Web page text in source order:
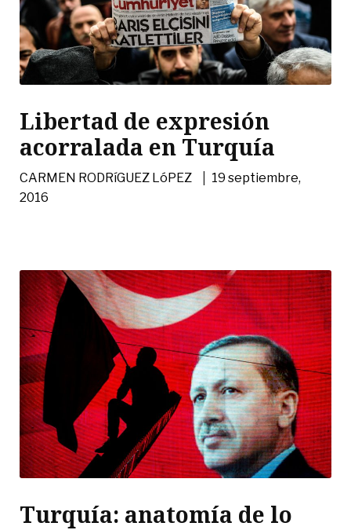
Libertad de expresión
acorralada en Turquía
CARMEN RODRíGUEZ LóPEZ | 19 septiembre,
2016
Turquía: anatomía de lo